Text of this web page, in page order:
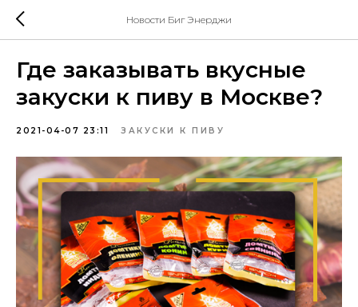
Новости Биг Энерджи
Где заказывать вкусные
закуски к пиву в Москве?
2021-04-07 23:11 ЗАКУСКИ К ПИВУ